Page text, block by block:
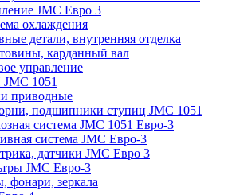
JMC Евро 3
охлаждения
детали, внутренняя отделка
карданный вал
управление
1051
приводные
подшипники ступиц JMC 1051
система JMC 1051 Евро-3
система JMC Евро-3
датчики JMC Евро 3
JMC Евро-3
фонари, зеркала